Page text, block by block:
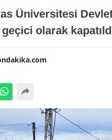
Üniversitesi Devlet
olarak